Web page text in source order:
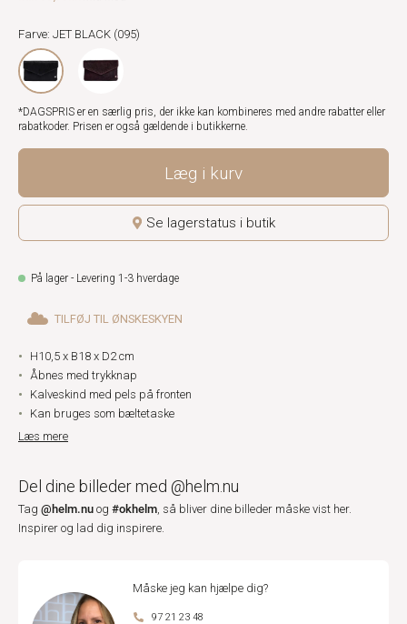
Farve: JET BLACK (095)
*DAGSPRIS er en særlig pris, der ikke kan kombineres med andre rabatter eller
rabatkoder. Prisen er også gældende i butikkerne.
Læg i kurv
Se lagerstatus i butik
På lager - Levering 1-3 hverdage
TILFØJ TIL ØNSKESKYEN
H10,5 x B18 x D2 cm
Åbnes med trykknap
Kalveskind med pels på fronten
Kan bruges som bæltetaske
Læs mere
Del dine billeder med @helm.nu
Tag @helm.nu og #okhelm, så bliver dine billeder måske vist her.
Inspirer og lad dig inspirere.
Måske jeg kan hjælpe dig?
97 21 23 48